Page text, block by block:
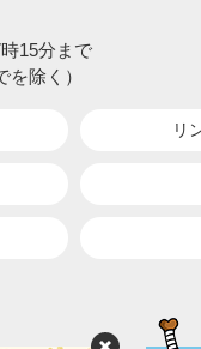
15分まで
を除く）
リ